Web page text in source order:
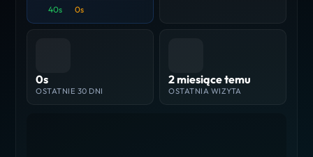
40s 0s
0s
OSTATNIE 30 DNI
2 miesiące temu
OSTATNIA WIZYTA